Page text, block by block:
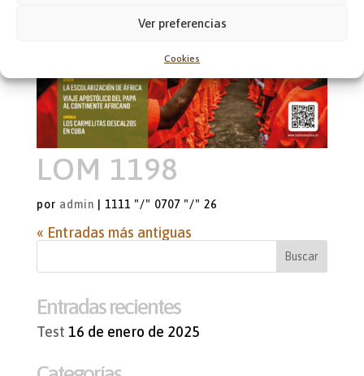
Ver preferencias
Cookies
LOM 1198
por admin 1111 "/" 0707 "/" 26
« Entradas más antiguas
Entradas recientes
Test 16 de enero de 2025